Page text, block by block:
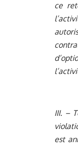
ce
III. –
est